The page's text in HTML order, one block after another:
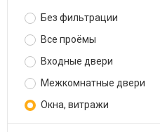
Без фильтрации
Все проёмы
Входные двери
Межкомнатные двери
Окна, витражи